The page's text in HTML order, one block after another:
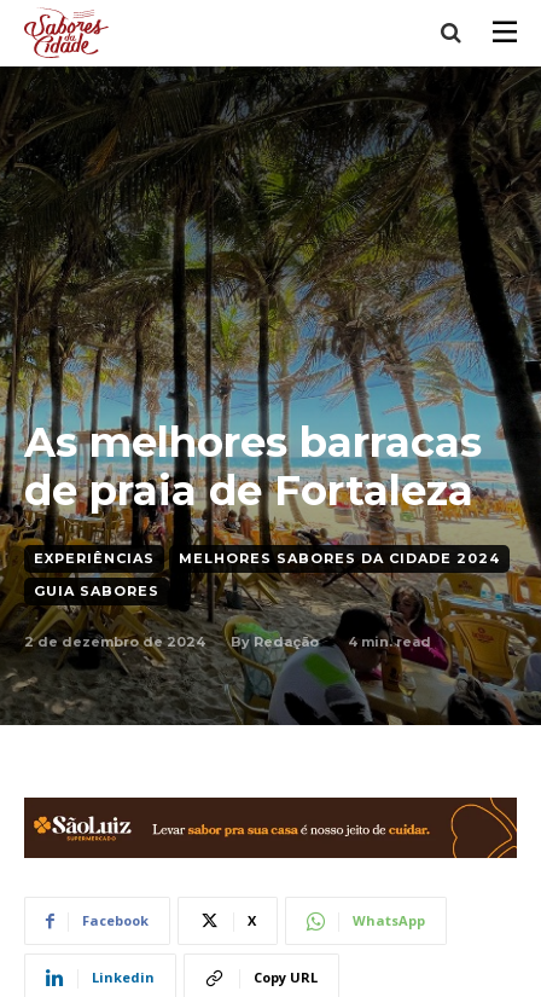
As melhores barracas
de praia de Fortaleza
EXPERIÊNCIAS
MELHORES SABORES DA CIDADE 2024
GUIA SABORES
2 de dezembro de 2024 By Redação 4 min. read
Facebook X WhatsApp
Linkedin Copy URL